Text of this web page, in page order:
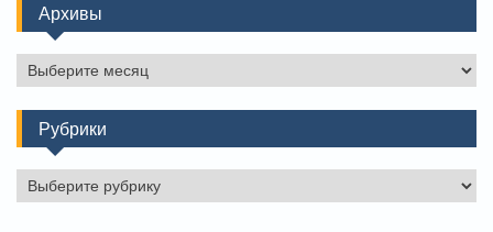
Архивы
Архивы
Рубрики
Рубрики